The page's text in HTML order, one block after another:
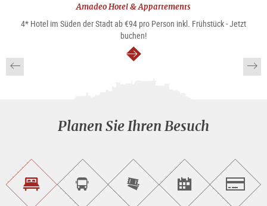
Amadeo Hotel & Appartements
4* Hotel im Süden der Stadt ab €94 pro Person inkl. Frühstück - Jetzt
buchen!
weiter
Planen Sie Ihren Besuch
Unterkunft<br>findenSightseeing<br>Tour
buchen
Tickets
online<br>kaufen
Events<br>finden